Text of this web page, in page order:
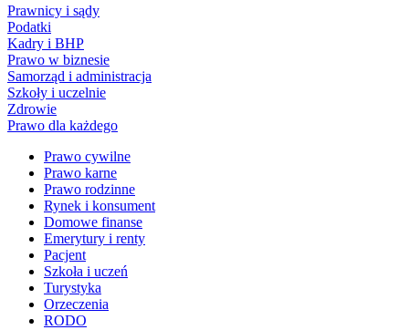
Prawnicy i sądy
Podatki
Kadry i BHP
Prawo w biznesie
Samorząd i administracja
Szkoły i uczelnie
Zdrowie
Prawo dla każdego
Prawo cywilne
Prawo karne
Prawo rodzinne
Rynek i konsument
Domowe finanse
Emerytury i renty
Pacjent
Szkoła i uczeń
Turystyka
Orzeczenia
RODO